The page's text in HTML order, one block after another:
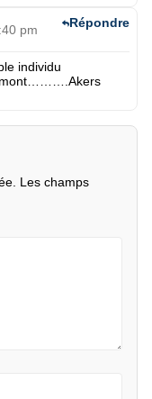
pm
individu
Répondre
Les champs